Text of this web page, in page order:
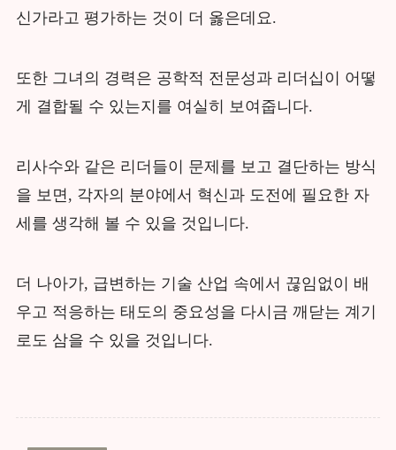
신가라고 평가하는 것이 더 옳은데요.
또한 그녀의 경력은 공학적 전문성과 리더십이 어떻
게 결합될 수 있는지를 여실히 보여줍니다.
리사수와 같은 리더들이 문제를 보고 결단하는 방식
을 보면, 각자의 분야에서 혁신과 도전에 필요한 자
세를 생각해 볼 수 있을 것입니다.
더 나아가, 급변하는 기술 산업 속에서 끊임없이 배
우고 적응하는 태도의 중요성을 다시금 깨닫는 계기
로도 삼을 수 있을 것입니다.